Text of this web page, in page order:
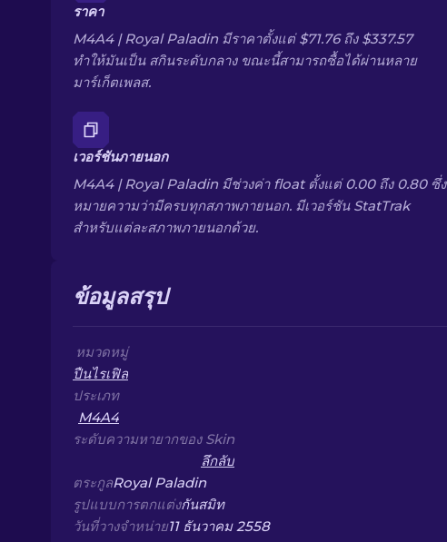
ราคา
M4A4 | Royal Paladin มีราคาตั้งแต่ $71.76 ถึง $337.57
ทำให้มันเป็น สกินระดับกลาง ขณะนี้สามารถซื้อได้ผ่านหลาย
มาร์เก็ตเพลส.
เวอร์ชันภายนอก
M4A4 | Royal Paladin มีช่วงค่า float ตั้งแต่ 0.00 ถึง 0.80 ซึ่ง
หมายความว่ามีครบทุกสภาพภายนอก. มีเวอร์ชัน StatTrak
สำหรับแต่ละสภาพภายนอกด้วย.
ข้อมูลสรุป
หมวดหมู่
ปืนไรเฟิล
ประเภท
M4A4
ระดับความหายากของ Skin
ลึกลับ
ตระกูลRoyal Paladin
รูปแบบการตกแต่งกันสมิท
วันที่วางจำหน่าย11 ธันวาคม 2558